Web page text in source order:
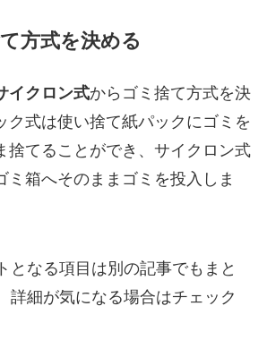
方式を決める
イクロン式からゴミ捨て方式を決
ク式は使い捨て紙パックにゴミを
捨てることができ、サイクロン式
ミ箱へそのままゴミを投入しま
となる項目は別の記事でもまと
詳細が気になる場合はチェック